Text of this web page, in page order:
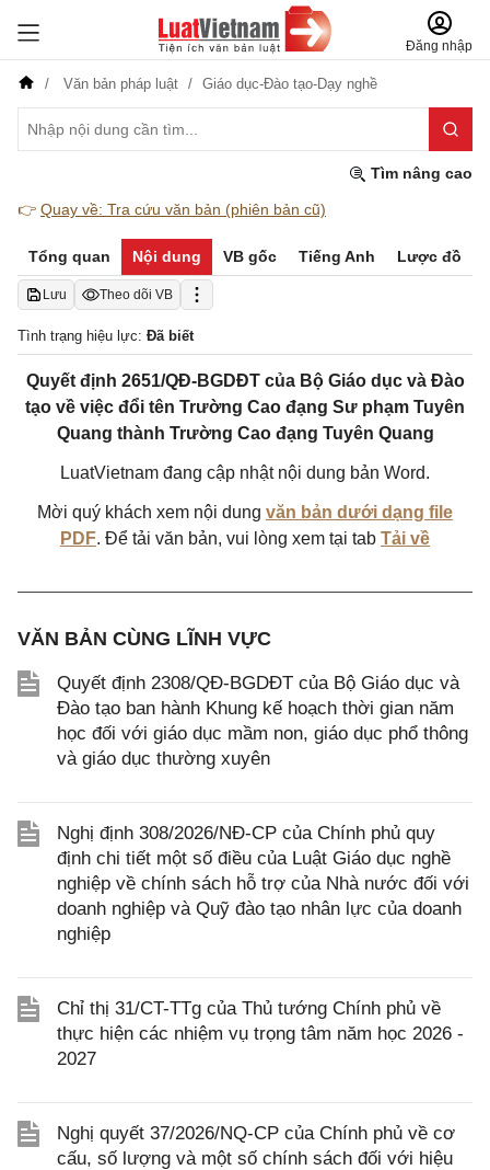
Đăng nhập
Văn bản pháp luật Giáo dục-Đào tạo-Dạy nghề
Tìm nâng cao
👉 Quay về: Tra cứu văn bản (phiên bản cũ)
Tổng quan Nội dung VB gốc Tiếng Anh Lược đồ
Lưu Theo dõi VB
Tình trạng hiệu lực: Đã biết
Quyết định 2651/QĐ-BGDĐT của Bộ Giáo dục và Đào
tạo về việc đổi tên Trường Cao đạng Sư phạm Tuyên
Quang thành Trường Cao đạng Tuyên Quang
LuatVietnam đang cập nhật nội dung bản Word.
Mời quý khách xem nội dung văn bản dưới dạng file
PDF. Để tải văn bản, vui lòng xem tại tab Tải về
VĂN BẢN CÙNG LĨNH VỰC
Quyết định 2308/QĐ-BGDĐT của Bộ Giáo dục và
Đào tạo ban hành Khung kế hoạch thời gian năm
học đối với giáo dục mầm non, giáo dục phổ thông
và giáo dục thường xuyên
Nghị định 308/2026/NĐ-CP của Chính phủ quy
định chi tiết một số điều của Luật Giáo dục nghề
nghiệp về chính sách hỗ trợ của Nhà nước đối với
doanh nghiệp và Quỹ đào tạo nhân lực của doanh
nghiệp
Chỉ thị 31/CT-TTg của Thủ tướng Chính phủ về
thực hiện các nhiệm vụ trọng tâm năm học 2026 -
2027
Nghị quyết 37/2026/NQ-CP của Chính phủ về cơ
cấu, số lượng và một số chính sách đối với hiệu